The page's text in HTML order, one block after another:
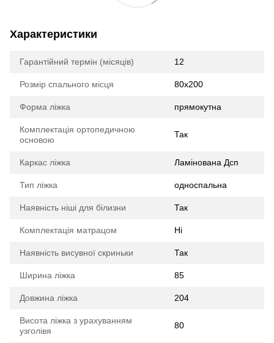
Характеристики
Гарантійний термін (місяців) 12
Розмір спального місця 80х200
Форма ліжка прямокутна
Комплектація ортопедичною
основою
Так
Каркас ліжка Ламінована Дсп
Тип ліжка односпальна
Наявність ніші для білизни Так
Комплектація матрацом Ні
Наявність висувної скриньки Так
Ширина ліжка 85
Довжина ліжка 204
Висота ліжка з урахуванням
узголівя
80